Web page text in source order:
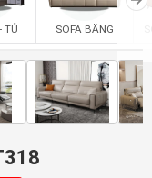
▼
TỦ SOFA BĂNG